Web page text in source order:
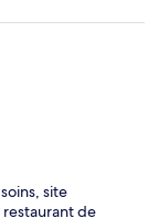
site
de